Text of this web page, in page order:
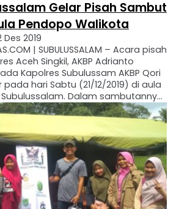
Gelar Pisah Sambut
Pendopo Walikota
Des 2019
| SUBULUSSALAM – Acara pisah
Aceh Singkil, AKBP Adrianto
Kapolres Subulussam AKBP Qori
hari Sabtu (21/12/2019) di aula
Dalam sambutannya
mengucapkan, selamat datang
di Kota Subulussalam kepada
yang baru. “Semoga